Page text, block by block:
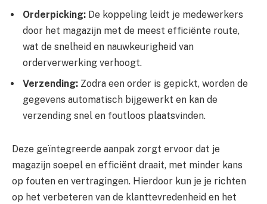
Orderpicking: De koppeling leidt je medewerkers
door het magazijn met de meest efficiënte route,
wat de snelheid en nauwkeurigheid van
orderverwerking verhoogt.
Verzending: Zodra een order is gepickt, worden de
gegevens automatisch bijgewerkt en kan de
verzending snel en foutloos plaatsvinden.
Deze geïntegreerde aanpak zorgt ervoor dat je
magazijn soepel en efficiënt draait, met minder kans
op fouten en vertragingen. Hierdoor kun je je richten
op het verbeteren van de klanttevredenheid en het